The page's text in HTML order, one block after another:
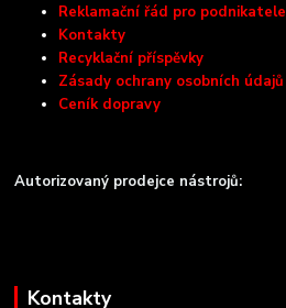
Reklamační řád pro podnikatele
Kontakty
Recyklační příspěvky
Zásady ochrany osobních údajů
Ceník dopravy
Autorizovaný prodejce nástrojů:
Kontakty